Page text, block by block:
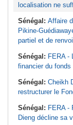
localisation ne
Sénégal: Affaire
Pikine-
partiel et de
Sénégal: FERA -
financier du fonds
Sénégal: Cheikh
restructurer le
Sénégal: FERA -
Dieng décline sa